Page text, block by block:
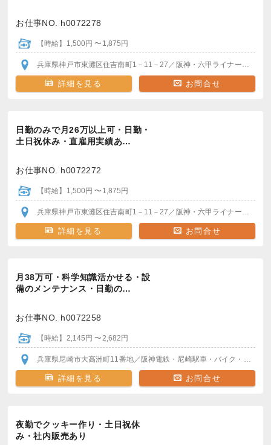
お仕事NO. h0072278
【時給】1,500円 〜1,875円
兵庫県神戸市東灘区住吉南町1－11－27 ／阪神・六甲ライナー 魚崎駅
詳細を見る お問合せ
日勤のみで月26万以上可・日勤・
土日祝休み・直雇用実績あ…
お仕事NO. h0072272
【時給】1,500円 〜1,875円
兵庫県神戸市東灘区住吉南町1－11－27 ／阪神・六甲ライナー 魚崎駅
詳細を見る お問合せ
月38万可・科学知識活かせる・設
備のメンテナンス・日勤の…
お仕事NO. h0072258
【時給】2,145円 〜2,682円
兵庫県尼崎市大高洲町11番地／阪神電鉄・尼崎駅車・バイク・自転車通勤OK
詳細を見る お問合せ
夜勤でクッキー作り・土日祝休
み・社内販売あり